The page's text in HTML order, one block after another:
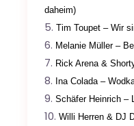
daheim)
Tim Toupet – Wir
Melanie Müller –
Rick Arena &
Ina Colada –
Schäfer Heinrich –
Willi Herren & DJ